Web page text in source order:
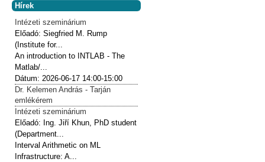
Hírek
Intézeti szeminárium
Előadó:Siegfried M. Rump
(Institute for...
An introduction to INTLAB - The
Matlab/...
Dátum: 2026-06-17 14:00-15:00
Dr. Kelemen András - Tarján
emlékérem
Intézeti szeminárium
Előadó: Ing. Jiří Khun, PhD student
(Department...
Interval Arithmetic on ML
Infrastructure: A...